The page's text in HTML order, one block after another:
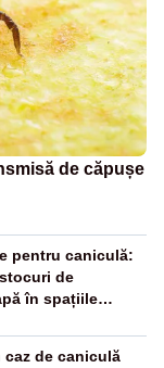
de căpușe
pentru caniculă:
de
în spațiile
de caniculă